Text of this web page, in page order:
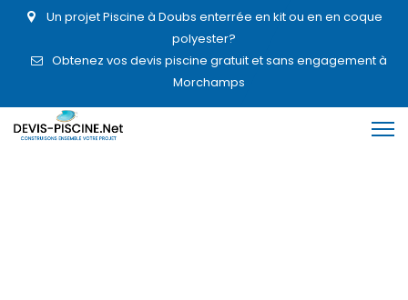
Un projet Piscine à Doubs enterrée en kit ou en en coque
polyester?
Obtenez vos devis piscine gratuit et sans engagement à
Morchamps